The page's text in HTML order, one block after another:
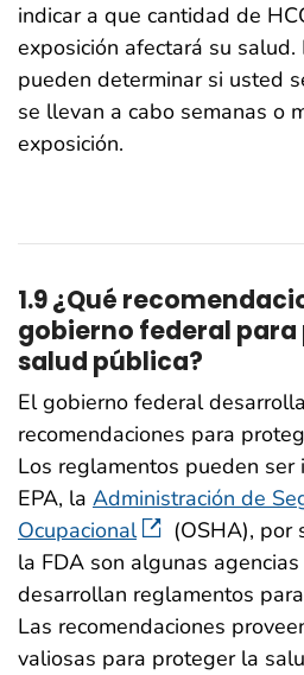
indicar a que cantidad de
exposición afectará su
pueden determinar si usted
se llevan a cabo semanas o
exposición.
1.9 ¿Qué
gobierno federal
salud pública?
El gobierno federal
recomendaciones para
Los reglamentos pueden ser
EPA, la Administración de
Ocupacional
(OSHA), por
la FDA son algunas
desarrollan reglamentos
Las recomendaciones
valiosas para proteger la